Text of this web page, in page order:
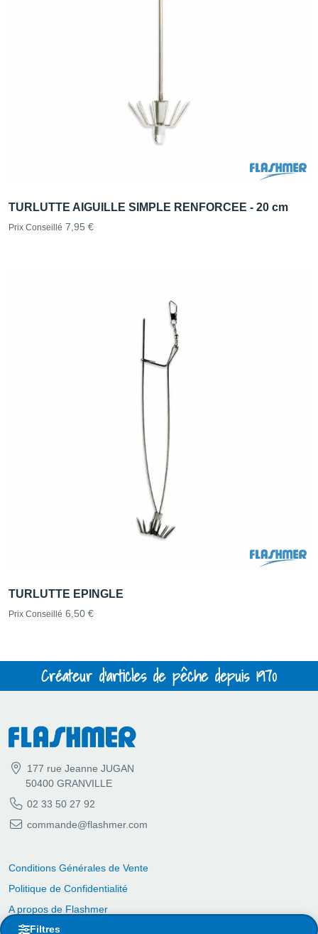
Filtres
TURLUTTE AIGUILLE SIMPLE RENFORCEE - 20 cm
Prix Conseillé 7,95 €
TURLUTTE EPINGLE
Prix Conseillé 6,50 €
Créateur d'articles de pêche depuis 1970
177 rue Jeanne JUGAN
50400 GRANVILLE
02 33 50 27 92
commande@flashmer.com
Conditions Générales de Vente
Politique de Confidentialité
A propos de Flashmer